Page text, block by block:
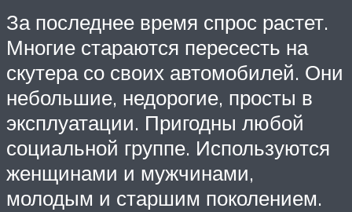
За последнее время спрос растет.
Многие стараются пересесть на
скутера со своих автомобилей. Они
небольшие, недорогие, просты в
эксплуатации. Пригодны любой
социальной группе. Используются
женщинами и мужчинами,
молодым и старшим поколением.